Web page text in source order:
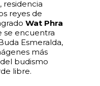
, residencia
reyes de
Wat Phra
se encuentra
Esmeralda,
más
budismo
libre.